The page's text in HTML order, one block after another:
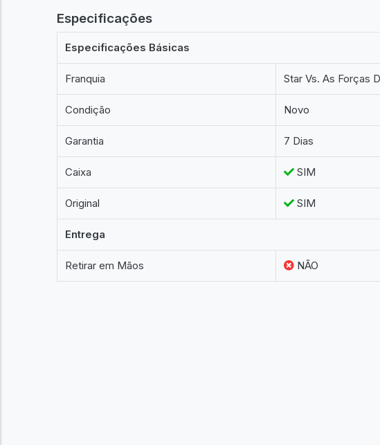
Especificações
Especificações Básicas
Franquia Star Vs. As Forças
Condição Novo
Garantia 7 Dias
Caixa SIM
Original SIM
Entrega
Retirar em Mãos NÃO